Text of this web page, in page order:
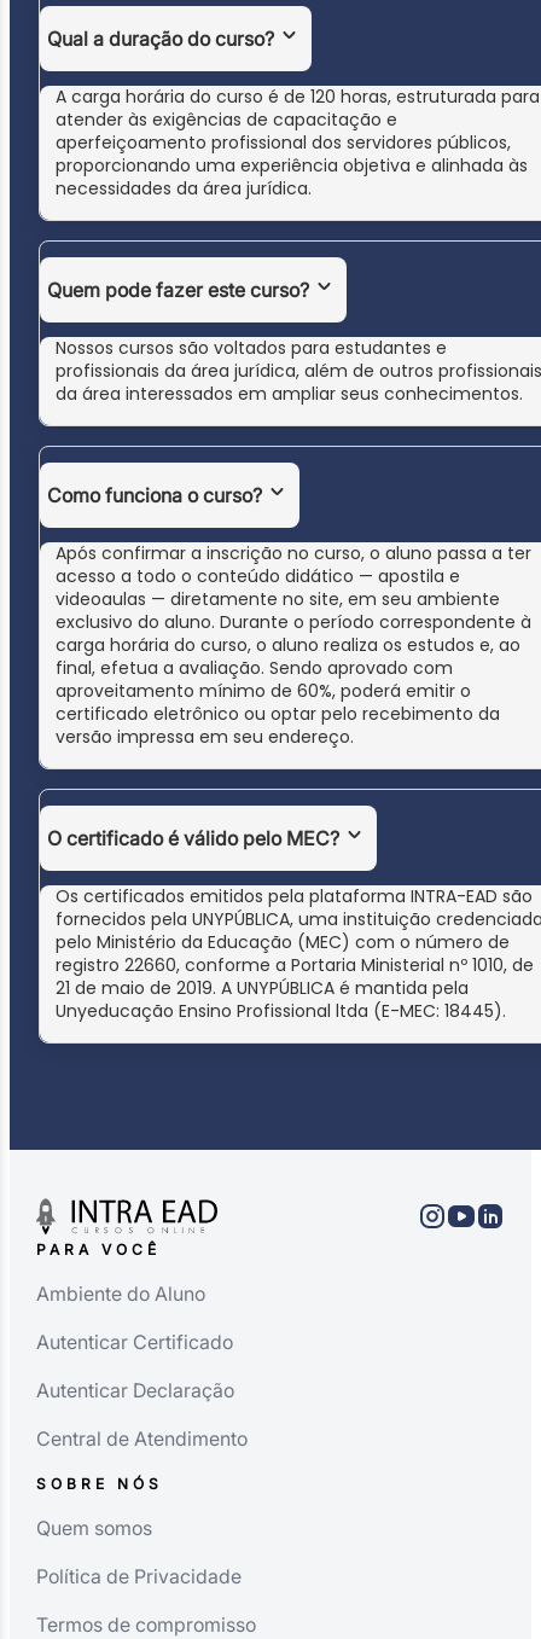
Qual a duração do curso?
A carga horária do curso é de 120 horas, estruturada para
atender às exigências de capacitação e
aperfeiçoamento profissional dos servidores públicos,
proporcionando uma experiência objetiva e alinhada às
necessidades da área jurídica.
Quem pode fazer este curso?
Nossos cursos são voltados para estudantes e
profissionais da área jurídica, além de outros profissionais
da área interessados em ampliar seus conhecimentos.
Como funciona o curso?
Após confirmar a inscrição no curso, o aluno passa a ter
acesso a todo o conteúdo didático — apostila e
videoaulas — diretamente no site, em seu ambiente
exclusivo do aluno. Durante o período correspondente à
carga horária do curso, o aluno realiza os estudos e, ao
final, efetua a avaliação. Sendo aprovado com
aproveitamento mínimo de 60%, poderá emitir o
certificado eletrônico ou optar pelo recebimento da
versão impressa em seu endereço.
O certificado é válido pelo MEC?
Os certificados emitidos pela plataforma INTRA-EAD são
fornecidos pela UNYPÚBLICA, uma instituição
pelo Ministério da Educação (MEC) com o número de
registro 22660, conforme a Portaria Ministerial nº 1010, de
21 de maio de 2019. A UNYPÚBLICA é mantida pela
Unyeducação Ensino Profissional ltda (E-MEC: 18445).
PARA VOCÊ
Ambiente do Aluno
Autenticar Certificado
Autenticar Declaração
Central de Atendimento
SOBRE NÓS
Quem somos
Política de Privacidade
Termos de compromisso